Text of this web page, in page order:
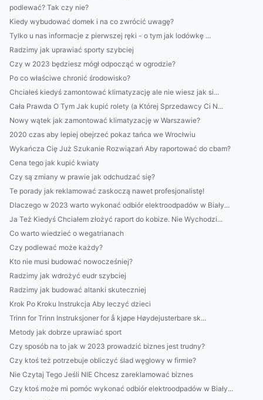
podlewać? Tak czy nie?
Kiedy wybudować domek i na co zwrócić uwagę?
Tylko u nas informacje z pierwszej ręki - o tym jak lodówkę ...
Radzimy jak uprawiać sporty szybciej
Czy w 2023 będziesz mógł odpocząć w ogrodzie?
Po co właściwe chronić środowisko?
Chciałeś kiedyś zamontować klimatyzację ale nie wiesz jak si...
Cała Prawda O Tym Jak kupić rolety (a Której Sprzedawcy Ci N...
Nowy wątek jak zamontować klimatyzację w Warszawie?
2020 czas aby lepiej obejrzeć pokaz tańca we Wrocłwiu
Wykańcza Cię Już Szukanie Rozwiązań Aby raportować do cbam?
Cena tego jak kupić kwiaty
Czy są zmiany w prawie jak odchudzać się?
Te porady jak reklamować zaskoczą nawet profesjonalistę!
Dlaczego w 2023 warto wykonać odbiór elektroodpadów w Biały...
Ja Też Kiedyś Chciałem złożyć raport do kobize. Nie Wychodzi...
Co warto wiedzieć o wegatrianach
Czy podlewać może każdy?
Kto nie musi budować nowocześniej?
Radzimy jak wdrożyć eudr szybciej
Radzimy jak budować altanki skuteczniej
Krok Po Kroku Instrukcja Aby leczyć dzieci
Trinn for Trinn Instruksjoner for å kjøpe Høydejusterbare sk...
Metody jak dobrze uprawiać sport
Czy sposób na to jak w 2023 prowadzić biznes jest trudny?
Czy ktoś też potrzebuje obliczyć ślad węglowy w firmie?
Nie Czytaj Tego Jeśli NIE Chcesz zareklamować biznes
Czy ktoś może mi pomóc wykonać odbiór elektroodpadów w Biały...